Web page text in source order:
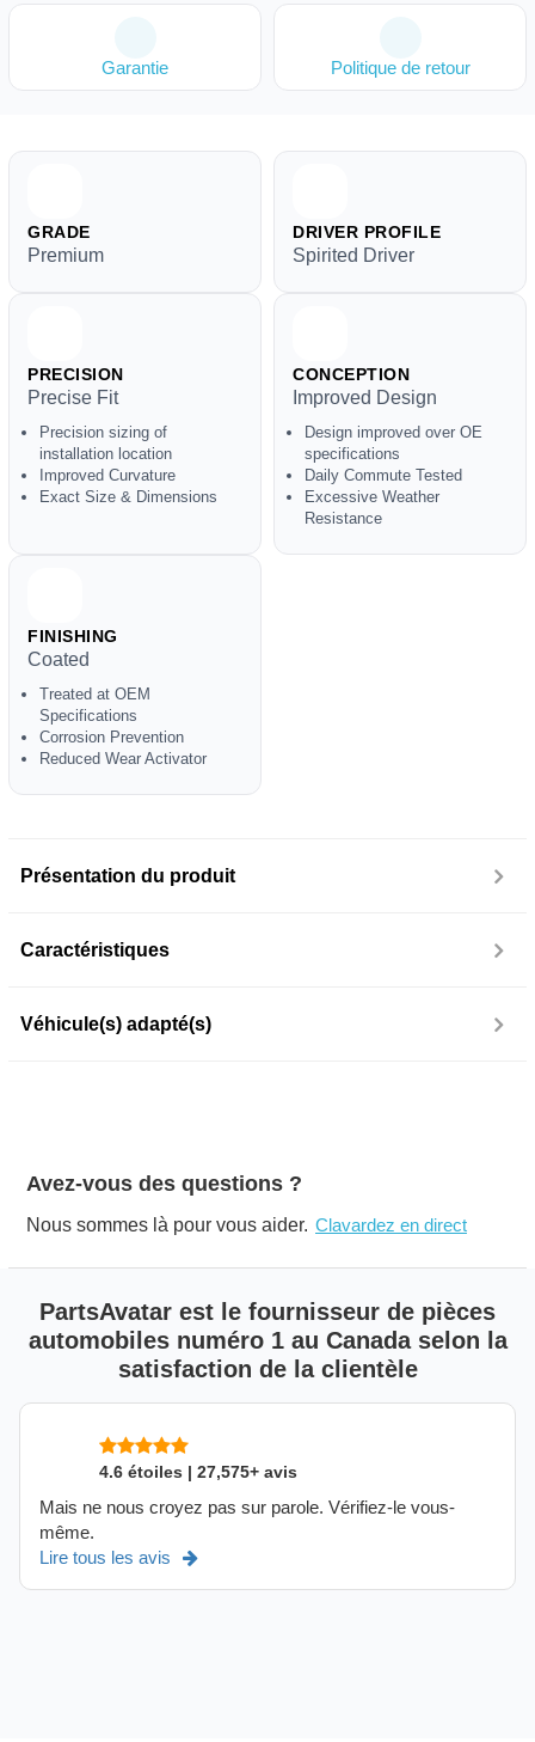
Garantie Politique de retour
GRADE
Premium
DRIVER PROFILE
Spirited Driver
PRECISION
Precise Fit
Precision sizing of
installation location
Improved Curvature
Exact Size & Dimensions
CONCEPTION
Improved Design
Design improved over OE
specifications
Daily Commute Tested
Excessive Weather
Resistance
FINISHING
Coated
Treated at OEM
Specifications
Corrosion Prevention
Reduced Wear Activator
Présentation du produit
Caractéristiques
Véhicule(s) adapté(s)
Avez-vous des questions ?
Nous sommes là pour vous aider. Clavardez en direct
PartsAvatar est le fournisseur de pièces
automobiles numéro 1 au Canada selon la
satisfaction de la clientèle
4.6 étoiles | 27,575+ avis
Mais ne nous croyez pas sur parole. Vérifiez-le vous-
même.
Lire tous les avis